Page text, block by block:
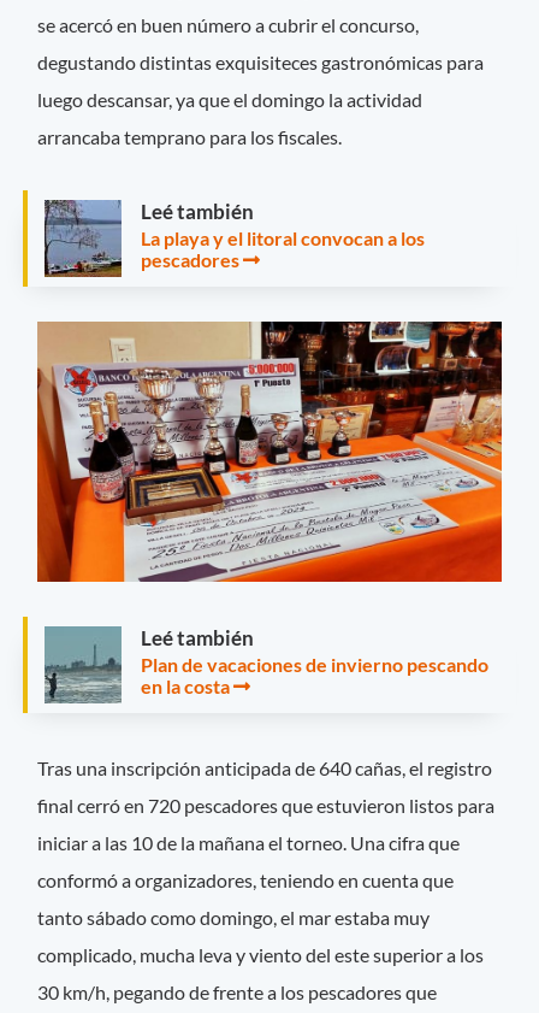
se acercó en buen número a cubrir el concurso,
degustando distintas exquisiteces gastronómicas para
luego descansar, ya que el domingo la actividad
arrancaba temprano para los fiscales.
Leé también
La playa y el litoral convocan a los
pescadores
Leé también
Plan de vacaciones de invierno pescando
en la costa
Tras una inscripción anticipada de 640 cañas, el registro
final cerró en 720 pescadores que estuvieron listos para
iniciar a las 10 de la mañana el torneo. Una cifra que
conformó a organizadores, teniendo en cuenta que
tanto sábado como domingo, el mar estaba muy
complicado, mucha leva y viento del este superior a los
30 km/h, pegando de frente a los pescadores que